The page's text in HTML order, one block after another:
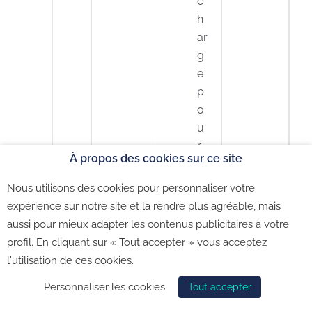
h
ar
g
e
p
o
u
r
u
n
À propos des cookies sur ce site
Nous utilisons des cookies pour personnaliser votre
expérience sur notre site et la rendre plus agréable, mais
aussi pour mieux adapter les contenus publicitaires à votre
profil. En cliquant sur « Tout accepter » vous acceptez
l'utilisation de ces cookies.
Personnaliser les cookies Tout accepter